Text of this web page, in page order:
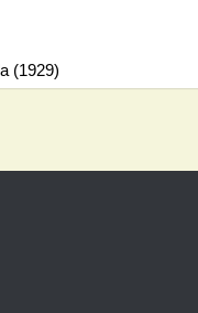
(1929)